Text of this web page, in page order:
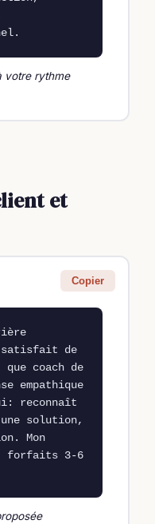
votre rythme
et
Copier
de
coach de
empathique
reconnaît
solution,
Mon
forfaits 3-6